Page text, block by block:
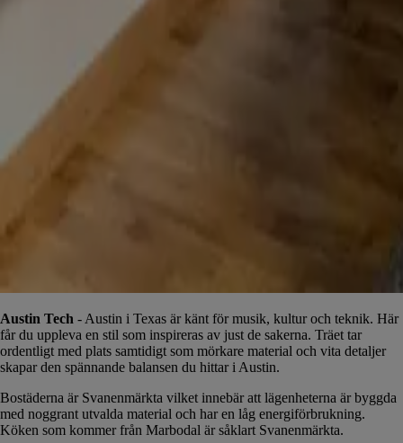
Austin Tech - Austin i Texas är känt för musik, kultur och teknik. Här
får du uppleva en stil som inspireras av just de sakerna. Träet tar
ordentligt med plats samtidigt som mörkare material och vita detaljer
skapar den spännande balansen du hittar i Austin.
Bostäderna är Svanenmärkta vilket innebär att lägenheterna är byggda
med noggrant utvalda material och har en låg energiförbrukning.
Köken som kommer från Marbodal är såklart Svanenmärkta.